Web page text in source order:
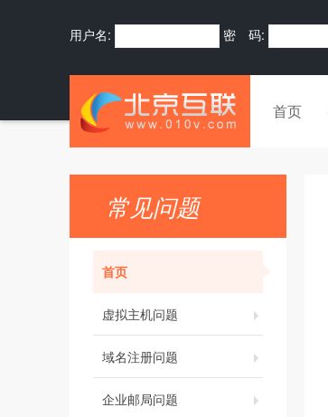
用户名: 密 码:
首页
常见问题
首页
虚拟主机问题
域名注册问题
企业邮局问题